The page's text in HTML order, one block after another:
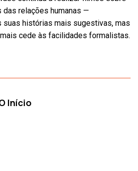
relações humanas —
suas histórias mais sugestivas, mas
cede às facilidades formalistas.
Início